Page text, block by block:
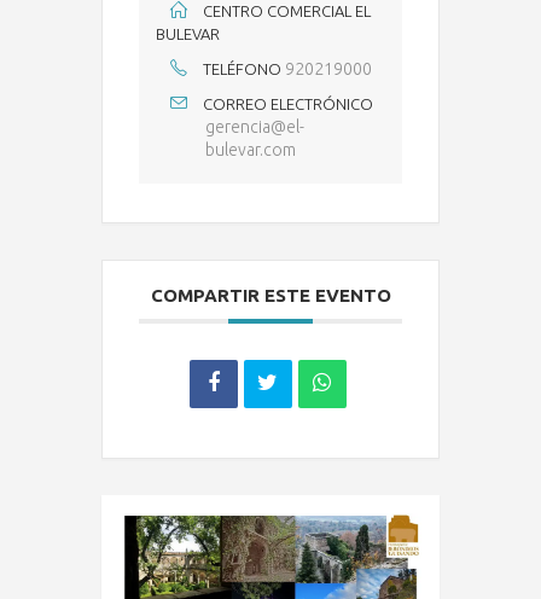
CENTRO COMERCIAL EL
BULEVAR
TELÉFONO 920219000
CORREO ELECTRÓNICO
gerencia@el-
bulevar.com
COMPARTIR ESTE EVENTO